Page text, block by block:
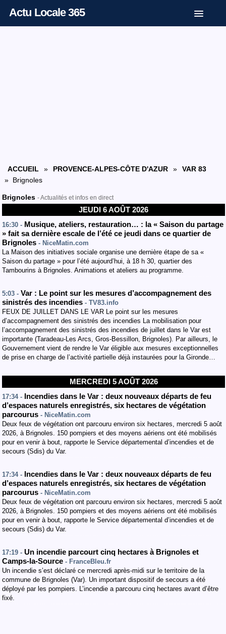
Actu Locale 365
ACCUEIL » PROVENCE-ALPES-CÔTE D'AZUR »
VAR 83
» Brignoles
Brignoles - Actualités et infos en direct
JEUDI 6 AOÛT 2026
16:30 - Musique, ateliers, restauration… : la « Saison du partage
» fait sa dernière escale de l’été ce jeudi dans ce quartier de
Brignoles - NiceMatin.com
La Maison des initiatives sociale organise une dernière étape de sa «
Saison du partage » pour l’été aujourd’hui, à 18 h 30, quartier des
Tambourins à Brignoles. Animations et ateliers au programme.
5:03 - Var : Le point sur les mesures d’accompagnement des
sinistrés des incendies - TV83.info
FEUX DE JUILLET DANS LE VAR Le point sur les mesures
d’accompagnement des sinistrés des incendies La mobilisation pour
l’accompagnement des sinistrés des incendies de juillet dans le Var est
importante (Taradeau-Les Arcs, Gros-Bessillon, Brignoles). Par ailleurs, le
Gouvernement vient de rendre le Var éligible aux mesures exceptionnelles
de prise en charge de l’activité partielle déjà instaurées pour la Gironde…
MERCREDI 5 AOÛT 2026
17:34 - Incendies dans le Var : deux nouveaux départs de feu
d’espaces naturels enregistrés, six hectares de végétation
parcourus - NiceMatin.com
Deux feux de végétation ont parcouru environ six hectares, mercredi 5 août
2026, à Brignoles. 150 pompiers et des moyens aériens ont été mobilisés
pour en venir à bout, rapporte le Service départemental d’incendies et de
secours (Sdis) du Var.
17:34 - Incendies dans le Var : deux nouveaux départs de feu
d’espaces naturels enregistrés, six hectares de végétation
parcourus - NiceMatin.com
Deux feux de végétation ont parcouru environ six hectares, mercredi 5 août
2026, à Brignoles. 150 pompiers et des moyens aériens ont été mobilisés
pour en venir à bout, rapporte le Service départemental d’incendies et de
secours (Sdis) du Var.
17:19 - Un incendie parcourt cinq hectares à Brignoles et
Camps-la-Source - FranceBleu.fr
Un incendie s’est déclaré ce mercredi après-midi sur le territoire de la
commune de Brignoles (Var). Un important dispositif de secours a été
déployé par les pompiers. L’incendie a parcouru cinq hectares avant d’être
fixé.